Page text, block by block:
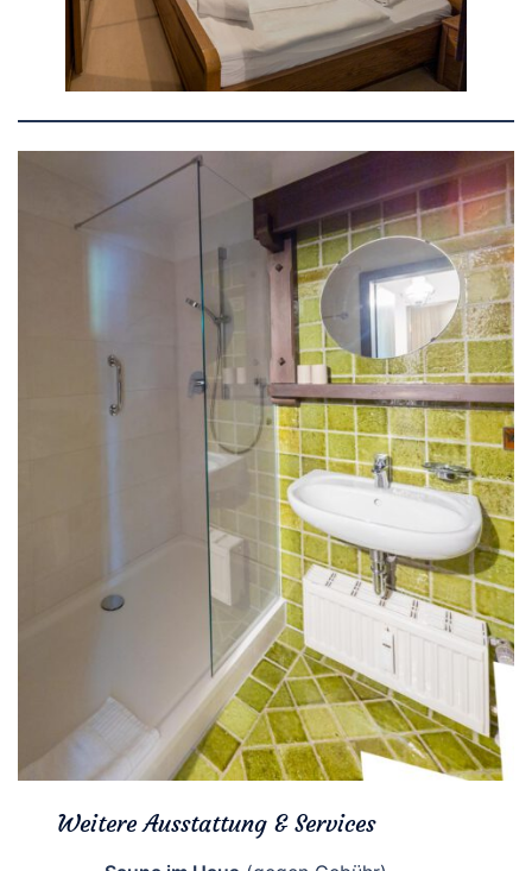
Weitere Ausstattung & Services